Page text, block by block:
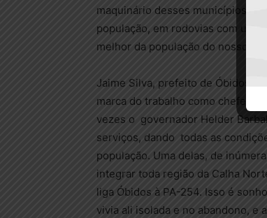
maquinário desses municípios e
população, em rodovias com uma
melhor da população do nosso
Jaime Silva, prefeito de Óbidos,
marca do trabalho como chefe do
vezes o governador Helder
serviços, dando todas as
população. Uma delas, de
integrar toda região da Calha
liga Óbidos à PA-254. Isso é
vivia ali isolada e no abandono, e